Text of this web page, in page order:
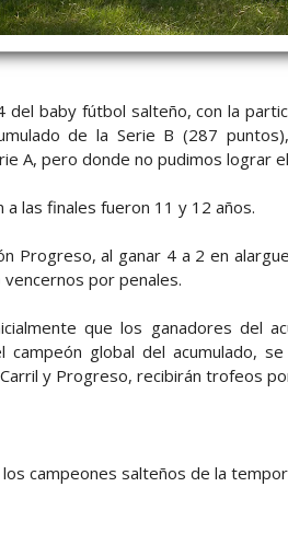
del baby fútbol salteño, con la
de la Serie B (287
A, pero donde no pudimos lograr
las finales fueron 11 y 12 años.
Progreso, al ganar 4 a 2 en
por penales.
que los ganadores del
campeón global del acumulado,
y Progreso, recibirán trofeos
campeones salteños de la